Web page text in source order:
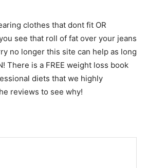
clothes that dont fit OR
see that roll of fat over your jeans
no longer this site can help as long
There is a FREE weight loss book
diets that we highly
reviews to see why!